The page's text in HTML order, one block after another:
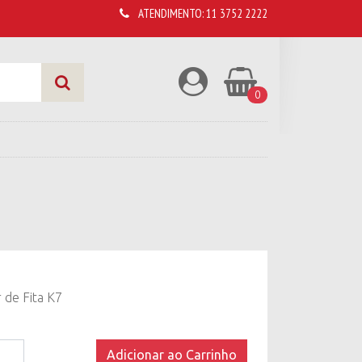
ATENDIMENTO:11 3752 2222
0
Fita K7
Adicionar ao Carrinho